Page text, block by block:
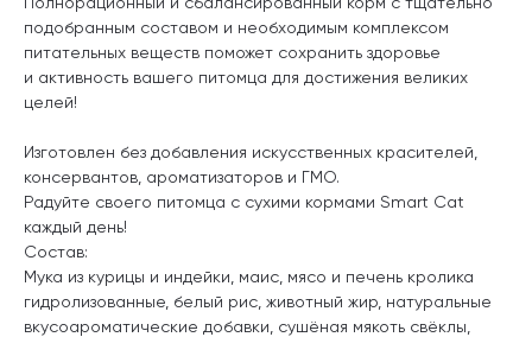
подобранным составом и необходимым комплексом
питательных веществ поможет сохранить здоровье
и активность вашего питомца для достижения великих
целей!
Изготовлен без добавления искусственных красителей,
консервантов, ароматизаторов и ГМО.
Радуйте своего питомца с сухими кормами Smart Cat
каждый день!
Состав:
Мука из курицы и индейки, маис, мясо и печень кролика
гидролизованные, белый рис, животный жир, натуральные
вкусоароматические добавки, сушёная мякоть свёклы,